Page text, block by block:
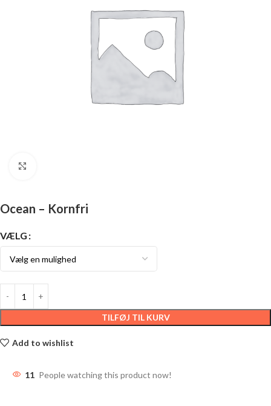
Ocean – Kornfri
VÆLG
TILFØJ TIL KURV
Add to wishlist
11 People watching this product now!